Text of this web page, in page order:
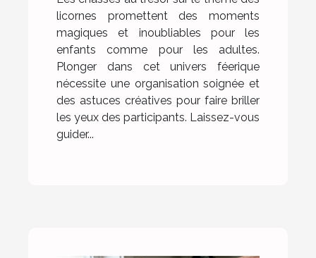
licornes promettent des moments
magiques et inoubliables pour les
enfants comme pour les adultes.
Plonger dans cet univers féerique
nécessite une organisation soignée et
des astuces créatives pour faire briller
les yeux des participants. Laissez-vous
guider...